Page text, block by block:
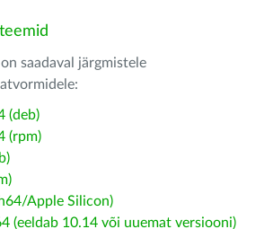
saadaval järgmistele
(deb)
(rpm)
Apple Silicon)
(eeldab 10.14 või uuemat versiooni)